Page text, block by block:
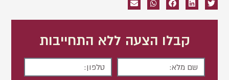
קבלו הצעה ללא התחייבות
טלפון